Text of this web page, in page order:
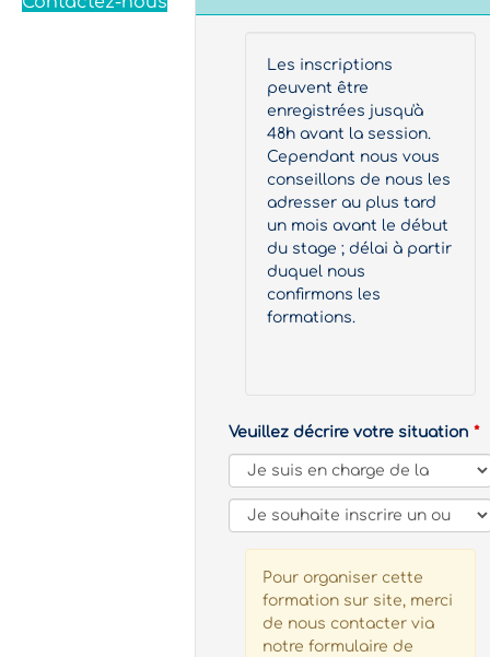
Les inscriptions
peuvent être
enregistrées jusqu'à
48h avant la session.
Cependant nous vous
conseillons de nous les
adresser au plus tard
un mois avant le début
du stage ; délai à partir
duquel nous
confirmons les
formations.
Veuillez décrire votre situation
Pour organiser cette
formation sur site, merci
de nous contacter via
notre formulaire de